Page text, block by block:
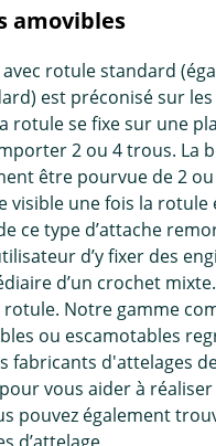
amovibles
rotule standard
est préconisé sur les
rotule se fixe sur une
2 ou 4 trous. La
être pourvue de 2
visible une fois la rotule
ce type d’attache
d’y fixer des
d’un crochet
rotule. Notre gamme
ou escamotables
fabricants d'attelages
vous aider à
pouvez également